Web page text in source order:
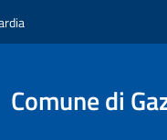
Comune di